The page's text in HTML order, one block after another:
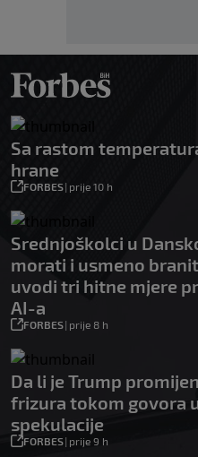
Sa rastom
hrane
FORBES| prije 10 h
Srednjoškolci u
morati i usmeno
uvodi tri hitne mjere
AI-a
FORBES| prije 8 h
Da li je Trump
frizura tokom govora
spekulacije
FORBES| prije 9 h